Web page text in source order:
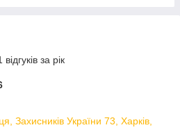
за рік
Захисників України 73, Харків,